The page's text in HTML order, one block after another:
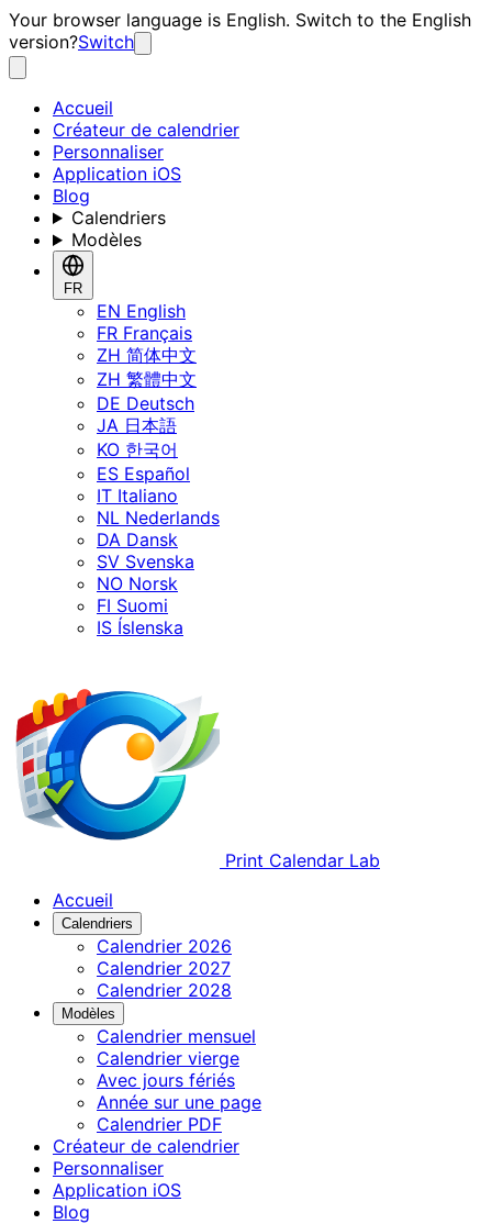
Your browser language is English. Switch to the English
version?Switch
Accueil
Créateur de calendrier
Personnaliser
Application iOS
Blog
Calendriers
Modèles
FR
EN English
FR Français
ZH 简体中文
ZH 繁體中文
DE Deutsch
JA 日本語
KO 한국어
ES Español
IT Italiano
NL Nederlands
DA Dansk
SV Svenska
NO Norsk
FI Suomi
IS Íslenska
Print Calendar Lab
Accueil
Calendriers
Calendrier 2026
Calendrier 2027
Calendrier 2028
Modèles
Calendrier mensuel
Calendrier vierge
Avec jours fériés
Année sur une page
Calendrier PDF
Créateur de calendrier
Personnaliser
Application iOS
Blog